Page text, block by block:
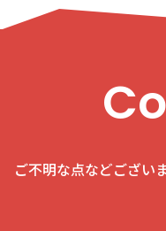
ご不明な点などござい